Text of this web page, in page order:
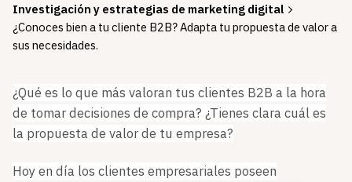
Investigación y estrategias de marketing digital
¿Conoces bien a tu cliente B2B? Adapta tu propuesta de valor a
sus necesidades.
¿Qué es lo que más valoran tus clientes B2B a la hora
de tomar decisiones de compra? ¿Tienes clara cuál es
la propuesta de valor de tu empresa?
Hoy en día los clientes empresariales poseen